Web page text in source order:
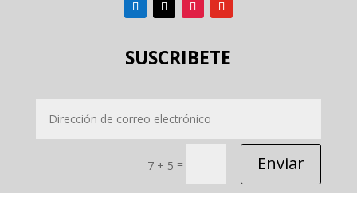
SUSCRIBETE
7 + 5 = Enviar